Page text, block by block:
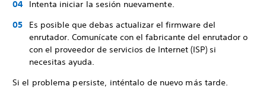
Intenta iniciar la sesión nuevamente.
Es posible que debas actualizar el firmware del
enrutador. Comunícate con el fabricante del enrutador o
con el proveedor de servicios de Internet (ISP) si
necesitas ayuda.
Si el problema persiste, inténtalo de nuevo más tarde.